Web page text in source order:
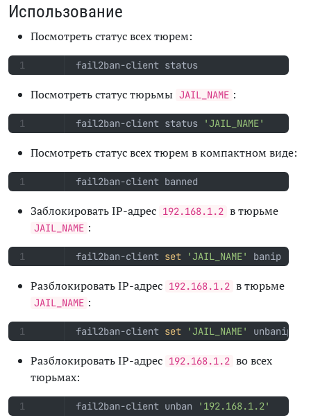
Использование
Посмотреть статус всех тюрем:
fail2ban-client status
Посмотреть статус тюрьмы JAIL_NAME :
fail2ban-client status 'JAIL_NAME'
Посмотреть статус всех тюрем в компактном виде:
fail2ban-client banned
Заблокировать IP-адрес 192.168.1.2 в тюрьме
JAIL_NAME :
fail2ban-client set 'JAIL_NAME' banip
Разблокировать IP-адрес 192.168.1.2 в тюрьме
JAIL_NAME :
fail2ban-client set 'JAIL_NAME' unbanip
Разблокировать IP-адрес 192.168.1.2 во всех
тюрьмах:
fail2ban-client unban '192.168.1.2'